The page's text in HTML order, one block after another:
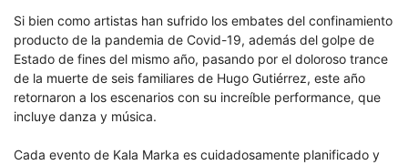
Si bien como artistas han sufrido los embates del confinamiento
producto de la pandemia de Covid-19, además del golpe de
Estado de fines del mismo año, pasando por el doloroso trance
de la muerte de seis familiares de Hugo Gutiérrez, este año
retornaron a los escenarios con su increíble performance, que
incluye danza y música.
Cada evento de Kala Marka es cuidadosamente planificado y